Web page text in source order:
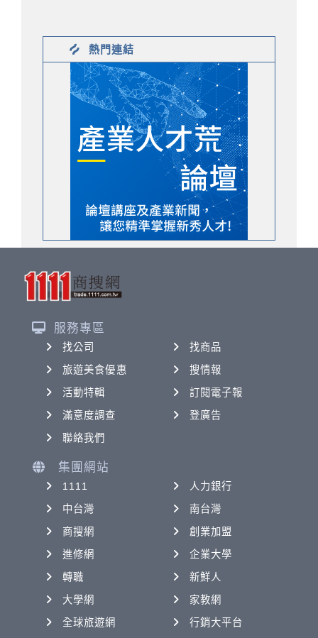
熱門連結
服務專區
找公司
找商品
旅遊美食優惠
搜情報
活動特輯
訂閱電子報
滿意度調查
登廣告
聯絡我們
集團網站
1111
人力銀行
中台灣
南台灣
商搜網
創業加盟
進修網
企業大學
轉職
新鮮人
大學網
家教網
全球旅遊網
行銷大平台